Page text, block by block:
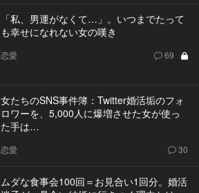
「私、男運がなくて…」。いつまでたって
も幸せになれない女の嘆き
恋愛 69
女たちのSNS事件簿：Twitter婚活垢のフォ
ロワーを、5,000人に爆増させた女が使っ
た手は…
恋愛 30
ムダな食事会100回＝お見合い1回分。婚活